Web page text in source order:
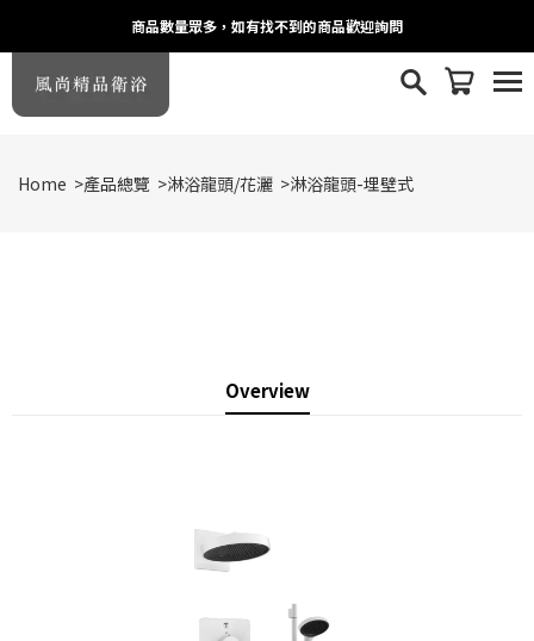
商品數量眾多，如有找不到的商品歡迎詢問
Home >產品總覽 >淋浴龍頭/花灑 >淋浴龍頭-埋壁式
Overview